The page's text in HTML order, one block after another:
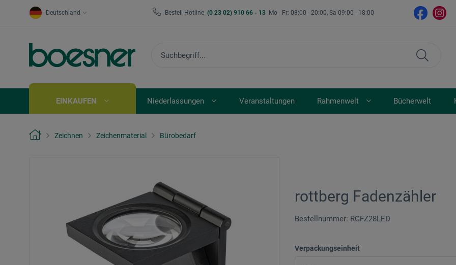
Deutschland Bestell-Hotline (0 23 02) 910 66 - 13 Mo - Fr: 08:00 - 20:00, Sa 09:00 - 18:00
EINKAUFEN Niederlassungen Veranstaltungen Rahmenwelt Bücherwelt
Zeichnen Zeichenmaterial Bürobedarf
rottberg Fadenzähler
Bestellnummer: RGFZ28LED
Verpackungseinheit